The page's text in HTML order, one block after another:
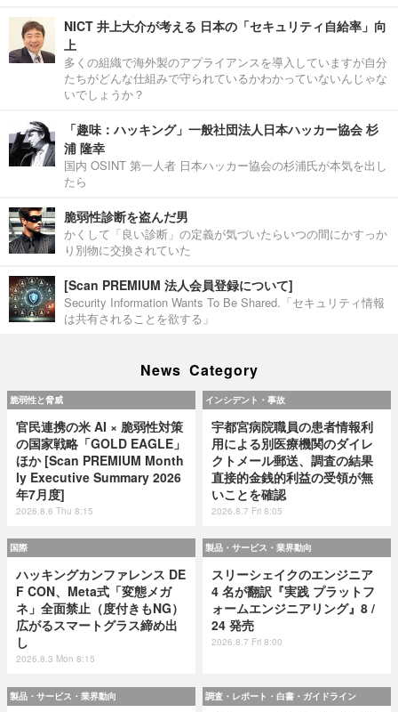
NICT 井上大介が考える 日本の「セキュリティ自給率」向
上
多くの組織で海外製のアプライアンスを導入していますが自分
たちがどんな仕組みで守られているかわかっていないんじゃな
いでしょうか？
「趣味：ハッキング」一般社団法人日本ハッカー協会 杉
浦 隆幸
国内 OSINT 第一人者 日本ハッカー協会の杉浦氏が本気を出し
たら
脆弱性診断を盗んだ男
かくして「良い診断」の定義が気づいたらいつの間にかすっか
り別物に交換されていた
[Scan PREMIUM 法人会員登録について]
Security Information Wants To Be Shared.「セキュリティ情報
は共有されることを欲する」
News Category
脆弱性と脅威
官民連携の米 AI × 脆弱性対策
の国家戦略「GOLD EAGLE」
ほか [Scan PREMIUM Month
ly Executive Summary 2026
年7月度]
2026.8.6 Thu 8:15
インシデント・事故
宇都宮病院職員の患者情報利
用による別医療機関のダイレ
クトメール郵送、調査の結果
直接的金銭的利益の受領が無
いことを確認
2026.8.7 Fri 8:05
国際
ハッキングカンファレンス DE
F CON、Meta式「変態メガ
ネ」全面禁止（度付きもNG）
広がるスマートグラス締め出
し
2026.8.3 Mon 8:15
製品・サービス・業界動向
スリーシェイクのエンジニア
4 名が翻訳『実践 プラットフ
ォームエンジニアリング』8 /
24 発売
2026.8.7 Fri 8:00
製品・サービス・業界動向 調査・レポート・白書・ガイドライン